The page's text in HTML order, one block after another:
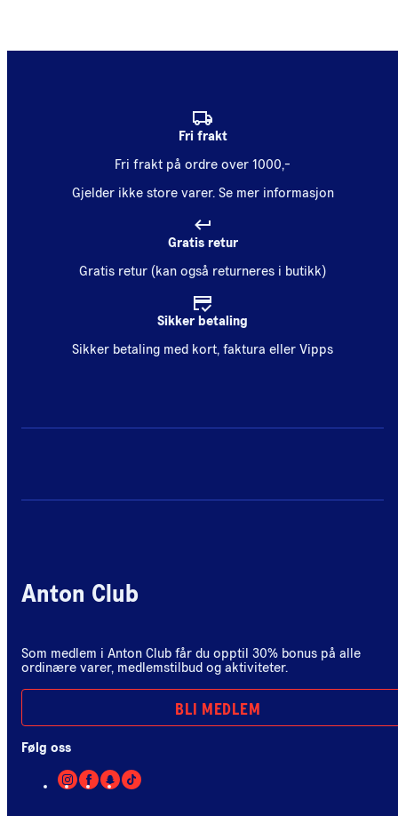
Fri frakt
Fri frakt på ordre over 1000,-
Gjelder ikke store varer. Se mer informasjon
Gratis retur
Gratis retur (kan også returneres i butikk)
Sikker betaling
Sikker betaling med kort, faktura eller Vipps
Anton Club
Som medlem i Anton Club får du opptil 30% bonus på alle
ordinære varer, medlemstilbud og aktiviteter.
BLI MEDLEM
Følg oss